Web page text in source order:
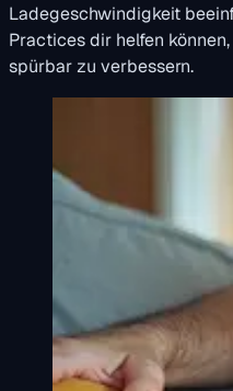
Ladegeschwindigkeit
Practices dir helfen
spürbar zu verbessern.